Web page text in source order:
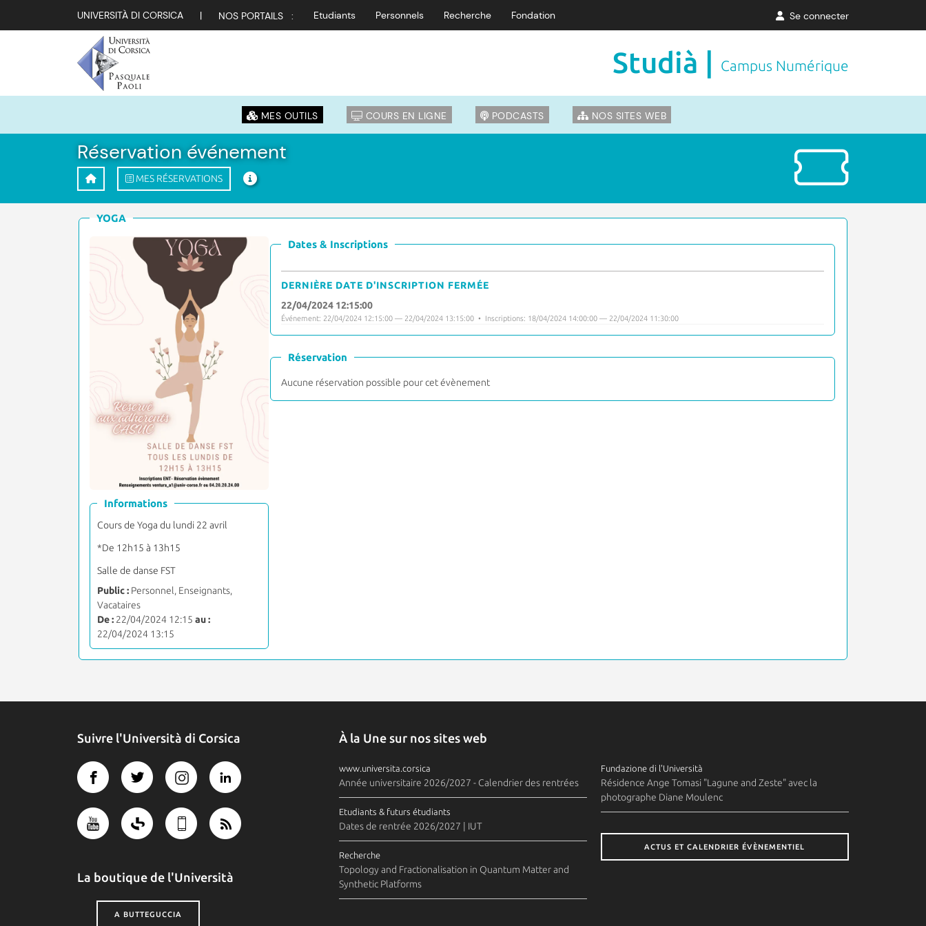
UNIVERSITÀ DI CORSICA | NOS PORTAILS : Etudiants Personnels Recherche Fondation Se connecter
Studià | Campus Numérique
MES OUTILS COURS EN LIGNE PODCASTS NOS SITES WEB
Réservation événement
MES RÉSERVATIONS
YOGA
Informations
Cours de Yoga du lundi 22 avril
*De 12h15 à 13h15
Salle de danse FST
Public : Personnel, Enseignants,
Vacataires
De : 22/04/2024 12:15 au :
22/04/2024 13:15
Dates & Inscriptions
DERNIÈRE DATE D'INSCRIPTION FERMÉE
22/04/2024 12:15:00
Événement: 22/04/2024 12:15:00 — 22/04/2024 13:15:00 • Inscriptions: 18/04/2024 14:00:00 — 22/04/2024 11:30:00
Réservation
Aucune réservation possible pour cet évènement
Suivre l'Università di Corsica
La boutique de l'Università
A BUTTEGUCCIA
À la Une sur nos sites web
www.universita.corsica
Année universitaire 2026/2027 - Calendrier des rentrées
Etudiants & futurs étudiants
Dates de rentrée 2026/2027 | IUT
Recherche
Topology and Fractionalisation in Quantum Matter and
Synthetic Platforms
Fundazione di l'Università
Résidence Ange Tomasi "Lagune and Zeste" avec la
photographe Diane Moulenc
ACTUS ET CALENDRIER ÉVÈNEMENTIEL